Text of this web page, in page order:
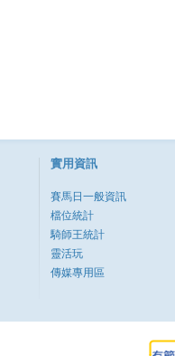
實用資訊
賽馬日一般資訊
檔位統計
騎師王統計
靈活玩
傳媒專用區